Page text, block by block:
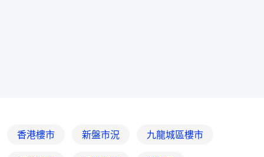
香港樓市 新盤市況 九龍城區樓市